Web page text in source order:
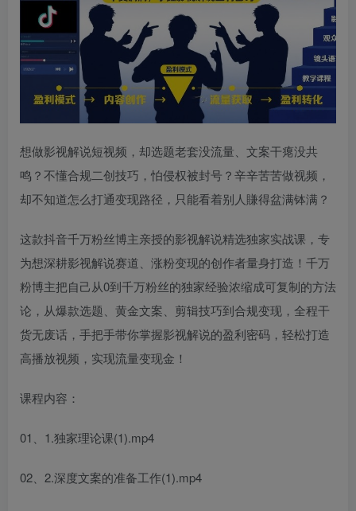
想做影视解说短视频，却选题老套没流量、文案干瘪没共
鸣？不懂合规二创技巧，怕侵权被封号？辛辛苦苦做视频，
却不知道怎么打通变现路径，只能看着别人賺得盆满钵满？
这款抖音千万粉丝博主亲授的影视解说精选独家实战课，专
为想深耕影视解说赛道、涨粉变现的创作者量身打造！千万
粉博主把自己从0到千万粉丝的独家经验浓缩成可复制的方法
论，从爆款选题、黄金文案、剪辑技巧到合规变现，全程干
货无废话，手把手带你掌握影视解说的盈利密码，轻松打造
高播放视频，实现流量变现金！
课程内容：
01、1.独家理论课(1).mp4
02、2.深度文案的准备工作(1).mp4